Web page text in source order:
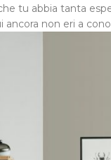
tu abbia tanta
non eri a